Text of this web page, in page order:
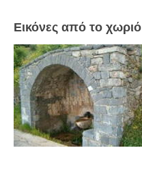
Εικόνες από το χωριό